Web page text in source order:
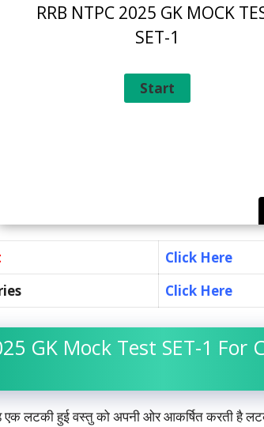
RRB NTPC 2025 GK MOCK
SET-1
Click Here
Click Here
GK Mock Test SET-1 For
लटकी हुई वस्तु को अपनी ओर आकर्षित करती है